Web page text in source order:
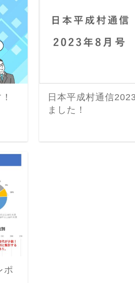
日本平成村通信
ました！
ポ